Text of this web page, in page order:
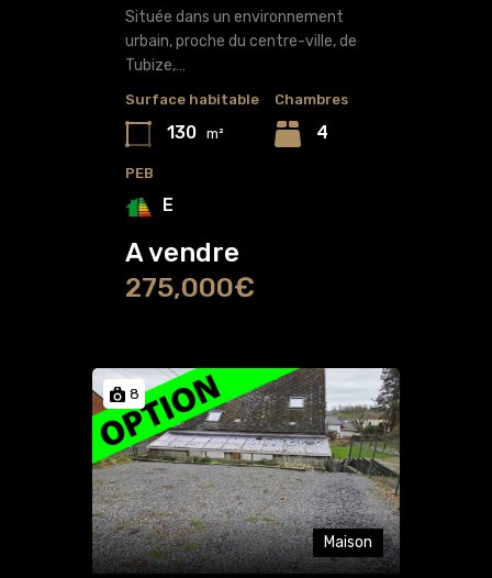
Située dans un environnement
urbain, proche du centre-ville, de
Tubize,…
Surface habitable
130 m²
Chambres
4
PEB
E
A vendre
275,000€
8
Maison